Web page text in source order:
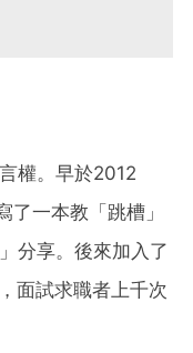
權。早於2012
一本教「跳槽」
分享。後來加入了
面試求職者上千次